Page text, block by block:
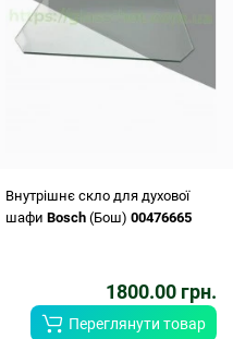
Внутрішнє скло для духової
шафи Bosch (Бош) 00476665
1800.00 грн.
Переглянути товар